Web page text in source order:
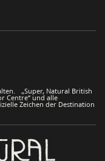
„Super, Natural British
Centre“ und alle
Zeichen der Destination